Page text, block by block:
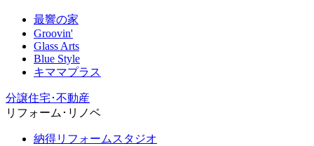
最響の家
Groovin'
Glass Arts
Blue Style
キママプラス
分譲住宅･不動産
リフォーム･リノベ
納得リフォームスタジオ